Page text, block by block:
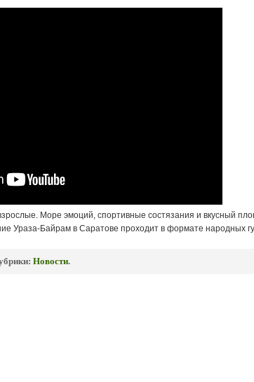
Море эмоций, спортивные состязания и вкусный
Ураза-Байрам в Саратове проходит в формате народных
Новости.